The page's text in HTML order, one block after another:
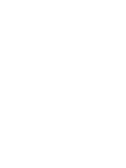
teşkilat mensuplarının
Aliağa Belediyesi Meclis